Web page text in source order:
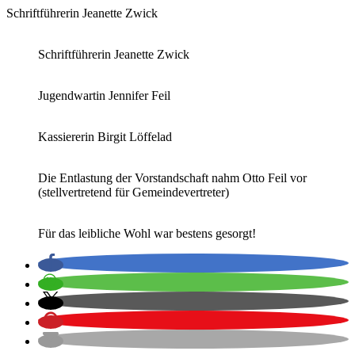
Schriftführerin Jeanette Zwick
Schriftführerin Jeanette Zwick
Jugendwartin Jennifer Feil
Kassiererin Birgit Löffelad
Die Entlastung der Vorstandschaft nahm Otto Feil vor
(stellvertretend für Gemeindevertreter)
Für das leibliche Wohl war bestens gesorgt!